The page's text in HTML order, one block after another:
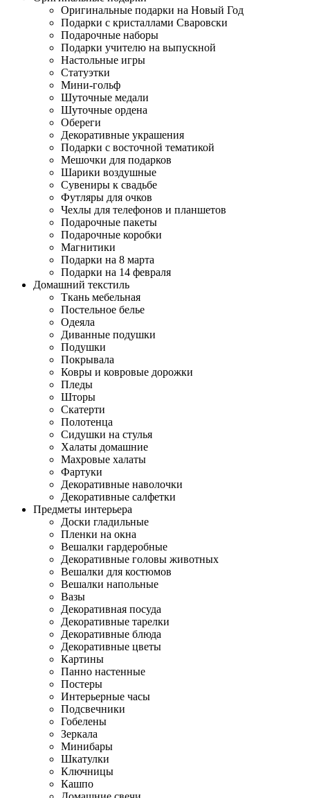
Оригинальные подарки на Новый Год
Подарки с кристаллами Сваровски
Подарочные наборы
Подарки учителю на выпускной
Настольные игры
Статуэтки
Мини-гольф
Шуточные медали
Шуточные ордена
Обереги
Декоративные украшения
Подарки с восточной тематикой
Мешочки для подарков
Шарики воздушные
Сувениры к свадьбе
Футляры для очков
Чехлы для телефонов и планшетов
Подарочные пакеты
Подарочные коробки
Магнитики
Подарки на 8 марта
Подарки на 14 февраля
Домашний текстиль
Ткань мебельная
Постельное белье
Одеяла
Диванные подушки
Подушки
Покрывала
Ковры и ковровые дорожки
Пледы
Шторы
Скатерти
Полотенца
Сидушки на стулья
Халаты домашние
Махровые халаты
Фартуки
Декоративные наволочки
Декоративные салфетки
Предметы интерьера
Доски гладильные
Пленки на окна
Вешалки гардеробные
Декоративные головы животных
Вешалки для костюмов
Вешалки напольные
Вазы
Декоративная посуда
Декоративные тарелки
Декоративные блюда
Декоративные цветы
Картины
Панно настенные
Постеры
Интерьерные часы
Подсвечники
Гобелены
Зеркала
Минибары
Шкатулки
Ключницы
Кашпо